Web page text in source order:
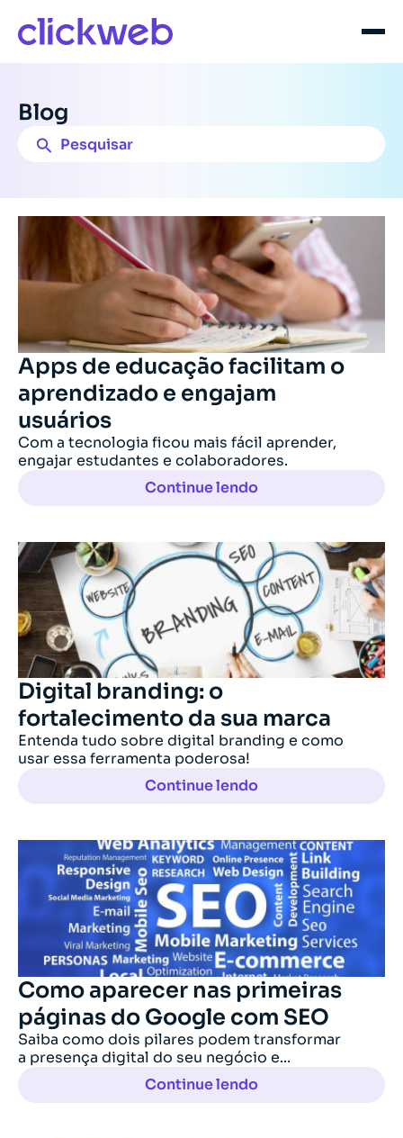
Blog
Apps de educação facilitam o
aprendizado e engajam
usuários
Com a tecnologia ficou mais fácil aprender,
engajar estudantes e colaboradores.
Continue lendo
Digital branding: o
fortalecimento da sua marca
Entenda tudo sobre digital branding e como
usar essa ferramenta poderosa!
Continue lendo
Como aparecer nas primeiras
páginas do Google com SEO
Saiba como dois pilares podem transformar
a presença digital do seu negócio e...
Continue lendo